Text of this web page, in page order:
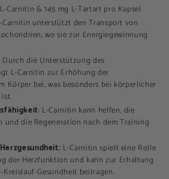
Carnitin & 145 mg L-Tartart pro Kapsel
Carnitin unterstützt den Transport von
wo sie zur Energiegewinnung
Durch die Unterstützung des
L-Carnitin zur Erhöhung der
Körper bei, was besonders bei körperlicher
: L-Carnitin kann helfen, die
und die Regeneration nach dem Training
L-Carnitin spielt eine Rolle
der Herzfunktion und kann zur Erhaltung
Kreislauf-Gesundheit beitragen.